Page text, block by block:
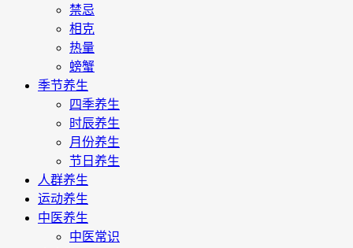
禁忌
相克
热量
螃蟹
季节养生
四季养生
时辰养生
月份养生
节日养生
人群养生
运动养生
中医养生
中医常识